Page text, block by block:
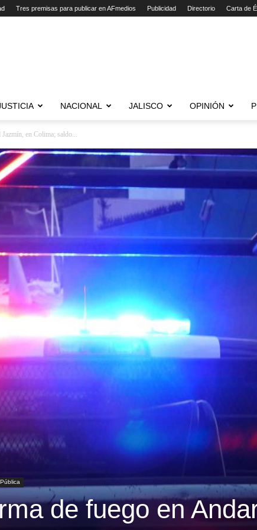
Tres premisas para publicar en AFmedios Publicidad Directorio Carta de
NACIONAL JALISCO OPINIÓN
en Colima; saldo...
de fuego en